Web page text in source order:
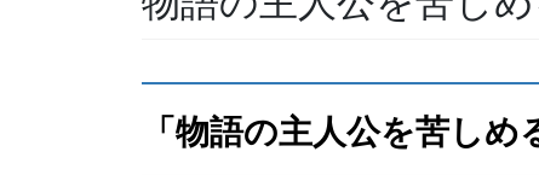
「物語の主人公を苦しめ